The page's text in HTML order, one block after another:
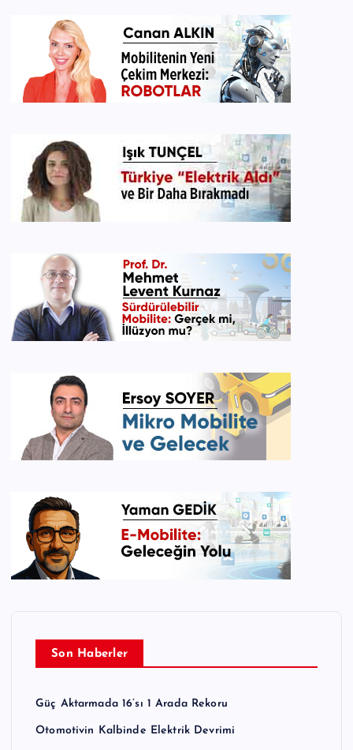
Son Haberler
Güç Aktarmada 16’sı 1 Arada Rekoru
Otomotivin Kalbinde Elektrik Devrimi